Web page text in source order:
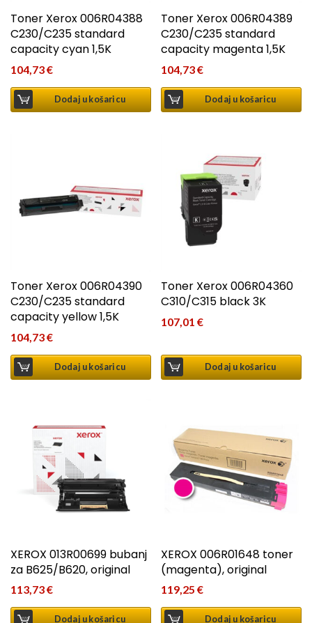
Toner Xerox 006R04388
C230/C235 standard
capacity cyan 1,5K
104,73€
Dodaj u košaricu
Toner Xerox 006R04389
C230/C235 standard
capacity magenta 1,5K
104,73€
Dodaj u košaricu
Toner Xerox 006R04390
C230/C235 standard
capacity yellow 1,5K
104,73€
Dodaj u košaricu
Toner Xerox 006R04360
C310/C315 black 3K
107,01€
Dodaj u košaricu
XEROX 013R00699 bubanj
za B625/B620, original
113,73€
Dodaj u košaricu
XEROX 006R01648 toner
(magenta), original
119,25€
Dodaj u košaricu